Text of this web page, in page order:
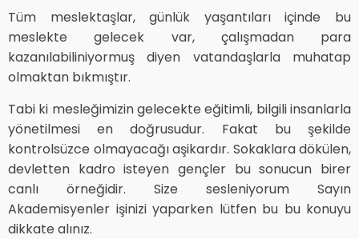
Tüm meslektaşlar, günlük yaşantıları içinde bu
meslekte gelecek var, çalışmadan para
kazanılabiliniyormuş diyen vatandaşlarla muhatap
olmaktan bıkmıştır.
Tabi ki mesleğimizin gelecekte eğitimli, bilgili insanlarla
yönetilmesi en doğrusudur. Fakat bu şekilde
kontrolsüzce olmayacağı aşikardır. Sokaklara dökülen,
devletten kadro isteyen gençler bu sonucun birer
canlı örneğidir. Size sesleniyorum Sayın
Akademisyenler işinizi yaparken lütfen bu bu konuyu
dikkate alınız.